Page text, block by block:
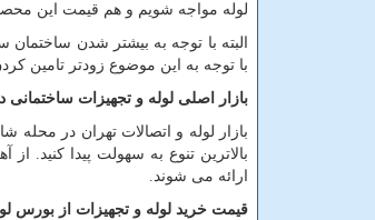
لوله مواجه شویم و هم قیمت این
با توجه به این موضوع زودتر تامین
بازار اصلی لوله و تجهیزات
بازار لوله و اتصالات تهران در
بالاترین تنوع به سهولت پیدا کنید.
ارائه می شوند.
قیمت خرید لوله و تجهیزات از بورس